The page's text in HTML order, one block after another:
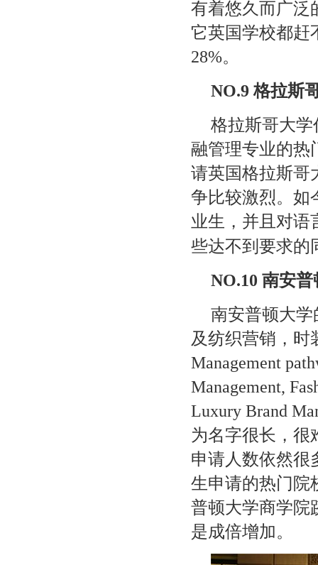
有着悠久而广泛
它英国学校都赶
28%。
NO.9格拉斯
格拉斯哥大
融管理专业的热
请英国格拉斯哥
争比较激烈。如
业生，并且对语
些达不到要求的
NO.10 南安普
南安普顿大
及纺织营销，时
Management
Management,
Luxury Brand
为名字很长，很
申请人数依然很
生申请的热门院
普顿大学商学院
是成倍增加。